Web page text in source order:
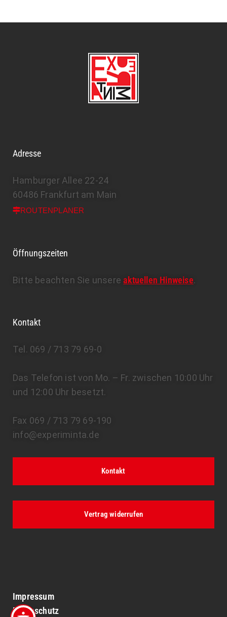
Adresse
Hamburger Allee 22-24
60486 Frankfurt am Main
ROUTENPLANER
Öffnungszeiten
Bitte beachten Sie unsereaktuellen Hinweise.
Kontakt
Tel. 069 / 713 79 69-0
Das Telefon ist von Mo. – Fr. zwischen 10:00 Uhr
und 12:00 Uhr besetzt.
Fax 069 / 713 79 69-190
info@experiminta.de
Kontakt
Vertrag widerrufen
Impressum
Datenschutz